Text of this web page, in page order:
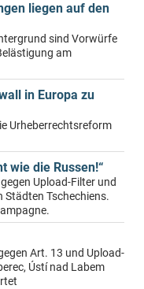
liegen auf den
sind Vorwürfe
am
in Europa zu
Urheberrechtsreform
wie die Russen!“
Upload-Filter und
Städten Tschechiens.
Art. 13 und Upload-
Ústí nad Labem